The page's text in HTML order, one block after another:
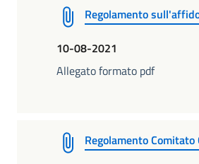
Regolamento
10-08-2021
Allegato formato pdf
Regolamento Comitato